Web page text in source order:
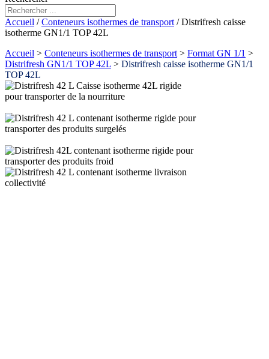
Accueil /Conteneurs isothermes de transport / Distrifresh caisse
isotherme GN1/1 TOP 42L
Accueil > Conteneurs isothermes de transport > Format GN 1/1 >
Distrifresh GN1/1 TOP 42L > Distrifresh caisse isotherme GN1/1
TOP 42L